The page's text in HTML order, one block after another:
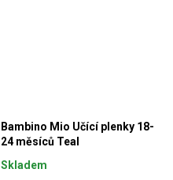
Bambino Mio Učící plenky 18-
24 měsíců Teal
Skladem